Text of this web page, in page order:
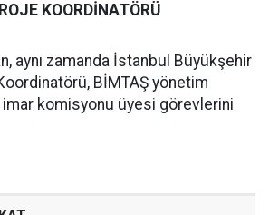
KOORDİNATÖRÜ
aynı zamanda İstanbul Büyükşehir
BİMTAŞ yönetim
imar komisyonu üyesi görevlerini